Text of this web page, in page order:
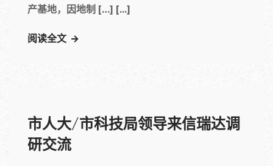
产基地，因地制 […] [...]
阅读全文
市人大/市科技局领导来信瑞达调
研交流